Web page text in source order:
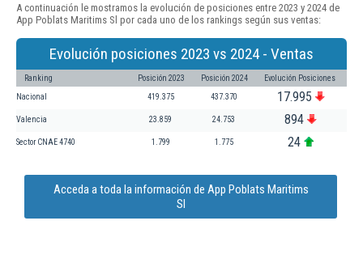
A continuación le mostramos la evolución de posiciones entre 2023 y 2024 de
App Poblats Maritims Sl por cada uno de los rankings según sus ventas:
Evolución posiciones 2023 vs 2024 - Ventas
Ranking Posición 2023 Posición 2024 Evolución Posiciones
Nacional 419.375 437.370 17.995
Valencia 23.859 24.753 894
Sector CNAE 4740 1.799 1.775 24
Acceda a toda la información de App Poblats Maritims
Sl